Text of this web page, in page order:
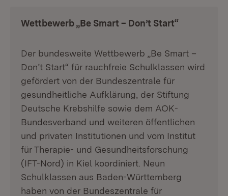
Wettbewerb „Be Smart – Don’t Start“
Der bundesweite Wettbewerb „Be Smart –
Don’t Start“ für rauchfreie Schulklassen wird
gefördert von der Bundeszentrale für
gesundheitliche Aufklärung, der Stiftung
Deutsche Krebshilfe sowie dem AOK-
Bundesverband und weiteren öffentlichen
und privaten Institutionen und vom Institut
für Therapie- und Gesundheitsforschung
(IFT-Nord) in Kiel koordiniert. Neun
Schulklassen aus Baden-Württemberg
haben von der Bundeszentrale für